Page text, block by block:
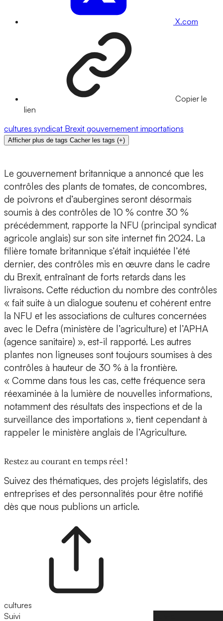
X.com
Copier le
lien
cultures syndicat Brexit gouvernement importations
Afficher plus de tags Cacher les tags (+)
Le gouvernement britannique a annoncé que les
contrôles des plants de tomates, de concombres,
de poivrons et d’aubergines seront désormais
soumis à des contrôles de 10 % contre 30 %
précédemment, rapporte la NFU (principal syndicat
agricole anglais) sur son site internet fin 2024. La
filière tomate britannique s’était inquiétée l’été
dernier, des contrôles mis en œuvre dans le cadre
du Brexit, entraînant de forts retards dans les
livraisons. Cette réduction du nombre des contrôles
« fait suite à un dialogue soutenu et cohérent entre
la NFU et les associations de cultures concernées
avec le Defra (ministère de l’agriculture) et l’APHA
(agence sanitaire) », est-il rapporté. Les autres
plantes non ligneuses sont toujours soumises à des
contrôles à hauteur de 30 % à la frontière.
« Comme dans tous les cas, cette fréquence sera
réexaminée à la lumière de nouvelles informations,
notamment des résultats des inspections et de la
surveillance des importations », tient cependant à
rappeler le ministère anglais de l’Agriculture.
Restez au courant en temps réel !
Suivez des thématiques, des projets législatifs, des
entreprises et des personnalités pour être notifié
dès que nous publions un article.
cultures
Suivi